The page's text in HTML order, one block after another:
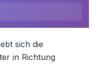
sich die
in Richtung